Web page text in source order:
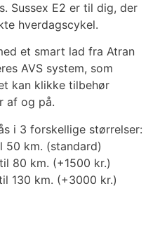
Sussex E2 er til dig, der
hverdagscykel.
et smart lad fra Atran
AVS system, som
kan klikke tilbehør
af og på.
i 3 forskellige størrelser:
50 km. (standard)
80 km. (+1500 kr.)
130 km. (+3000 kr.)